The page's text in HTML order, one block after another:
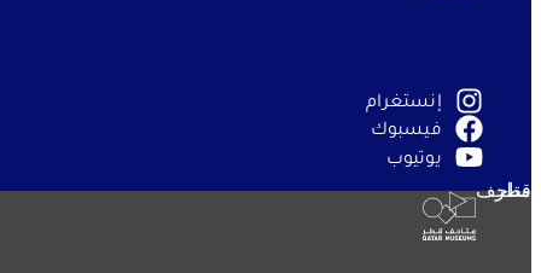
إنستغرام
فيسبوك
يوتيوب
متاحف قطر